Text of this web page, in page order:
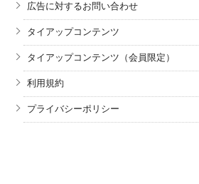
広告に対するお問い合わせ
タイアップコンテンツ
タイアップコンテンツ（会員限定）
利用規約
プライバシーポリシー